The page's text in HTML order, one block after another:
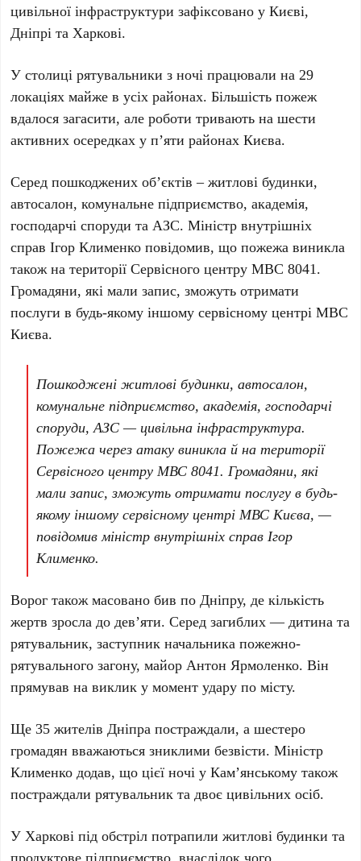
цивільної інфраструктури зафіксовано у Києві,
Дніпрі та Харкові.
У столиці рятувальники з ночі працювали на29
локаціях майже в усіх районах. Більшість пожеж
вдалося загасити, але роботи тривають нашести
активних осередках уп’яти районах Києва.
Серед пошкоджених об’єктів – житлові будинки,
автосалон, комунальне підприємство, академія,
господарчі споруди та АЗС. Міністр внутрішніх
справ Ігор Клименко повідомив, що пожежа виникла
також на території Сервісного центру МВС 8041.
Громадяни, які мали запис, зможуть отримати
послуги в будь-якому іншому сервісному центрі МВС
Києва.
Пошкоджені житлові будинки, автосалон,
комунальне підприємство, академія, господарчі
споруди, АЗС — цивільна інфраструктура.
Пожежа через атаку виникла й на території
Сервісного центру МВС 8041. Громадяни, які
мали запис, зможуть отримати послугу в будь-
якому іншому сервісному центрі МВС Києва, —
повідомив міністр внутрішніх справ Ігор
Клименко.
Ворог також масовано бив по Дніпру, де кількість
жертв зросла додев’яти. Серед загиблих —дитина та
рятувальник, заступник начальника пожежно-
рятувального загону, майорАнтон Ярмоленко. Він
прямував на виклик у момент удару по місту.
Ще35 жителів Дніпра постраждали, ашестеро
громадян вважаються зниклими безвісти. Міністр
Клименко додав, що цієї ночі у Кам’янському також
постраждали рятувальник тадвоє цивільних осіб.
У Харкові під обстріл потрапили житлові будинки та